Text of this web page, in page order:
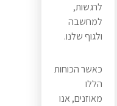
לרגשות,
למחשבה
ולגוף שלנו.
כאשר הכוחות
הללו
מאוזנים, אנו